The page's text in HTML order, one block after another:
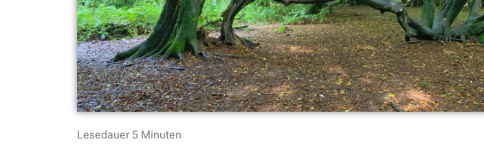
Lesedauer 5 Minuten